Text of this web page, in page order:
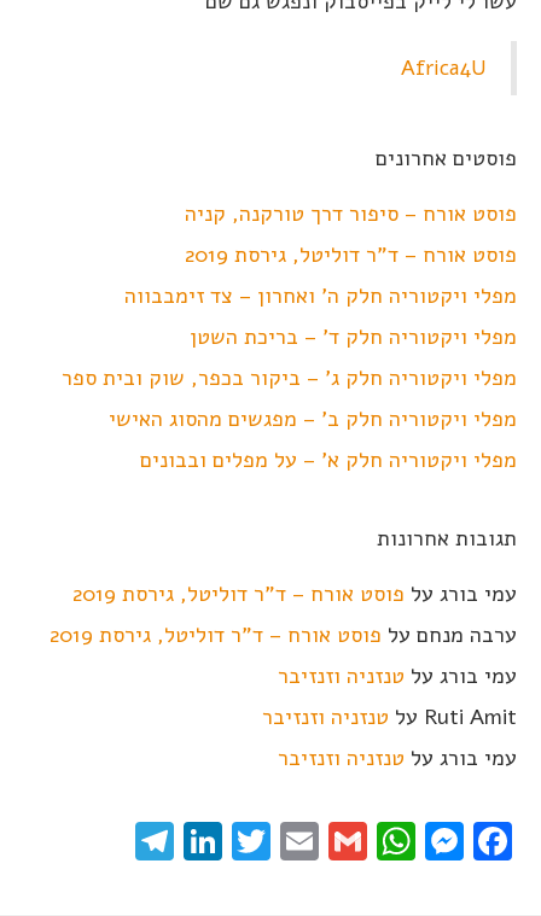
Africa4U
פוסטים אחרונים
פוסט אורח – סיפור דרך טורקנה, קניה
פוסט אורח – ד"ר דוליטל, גירסת 2019
מפלי ויקטוריה חלק ה' ואחרון – צד זימבבווה
מפלי ויקטוריה חלק ד' – בריכת השטן
מפלי ויקטוריה חלק ג' – ביקור בכפר, שוק ובית ספר
מפלי ויקטוריה חלק ב' – מפגשים מהסוג האישי
מפלי ויקטוריה חלק א' – על מפלים ובבונים
תגובות אחרונות
עמי בורג על פוסט אורח – ד"ר דוליטל, גירסת 2019
ערבה מנחם על פוסט אורח – ד"ר דוליטל, גירסת 2019
עמי בורג על טנזניה וזנזיבר
Ruti Amit על טנזניה וזנזיבר
עמי בורג על טנזניה וזנזיבר
Facebook
Messenger
WhatsApp
Gmail
Email
Twitter
LinkedIn